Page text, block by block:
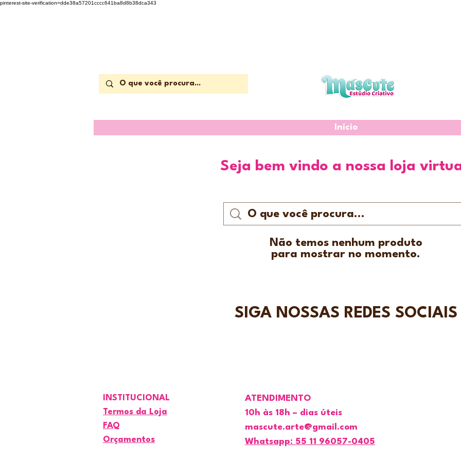
pinterest-site-verification=dde38a57201cccc641ba8d8b38dca343
Início
Seja bem vindo a nossa loja
Não temos nenhum produto
para mostrar no momento.
SIGA NOSSAS REDES SOCIAIS
INSTITUCIONAL
Termos da Loja
FAQ
Orçamentos
ATENDIMENTO
10h às 18h – dias úteis
mascute.arte@gmail.com
Whatsapp: 55 11 96057-0405